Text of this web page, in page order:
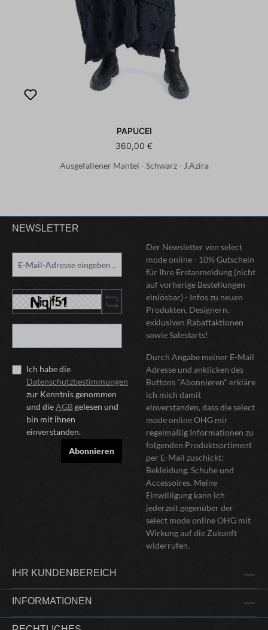
PAPUCEI
360,00 €
Ausgefallener Mantel - Schwarz - J.Azira
NEWSLETTER
Ich habe die
Datenschutzbestimmungen
zur Kenntnis genommen
und dieAGBgelesen und
bin mit ihnen
einverstanden.
Abonnieren
Der Newsletter von select
mode online - 10% Gutschein
für Ihre Erstanmeldung (nicht
auf vorherige Bestellungen
einlösbar) - Infos zu neuen
Produkten, Designern,
exklusiven Rabattaktionen
sowie Salestarts!
Durch Angabe meiner E-Mail
Adresse und anklicken des
Buttons "Abonnieren" erkläre
ich mich damit
einverstanden, dass die select
mode online OHG mir
regelmäßig Informationen zu
folgenden Produktsortiment
per E-Mail zuschickt:
Bekleidung, Schuhe und
Accessoires. Meine
Einwilligung kann ich
jederzeit gegenüber der
select mode online OHG mit
Wirkung auf die Zukunft
widerrufen.
IHR KUNDENBEREICH
INFORMATIONEN